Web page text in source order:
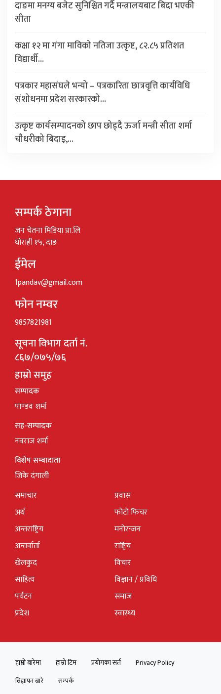
दाङमा मनग्य बजेट सुनिश्चित गर्दै मन्त्रालयबाट बिदा भएकी
सीता
कक्षा १२ मा गंगा माविको नतिजा उत्कृष्ट, ८२.८५ प्रतिशत
विद्यार्थी…
पत्रकार महासंघले भन्यो – पत्रकारिता छात्रवृत्ति कार्यविधि
संशोधनमा प्रदेश सरकारको…
उत्कृष्ट कार्यसम्पादनको छाप छोड्दै ऊर्जा मन्त्री सीता शर्मा
चौधरीको बिदाइ,…
सम्पर्क ठेगाना
जन चेतना मिडिया प्रा.लि
घोराही १५, दाङ
ईमेल
1pandav@gmail.com
फोन नम्वर
9857821981
सूचना विभाग दर्ता नं.
८६७/०७५/७६
हाम्रो समुह
सम्पादक
पाण्डव शर्मा
सह-सम्पादक
नवराज शर्मा
विशेष सम्बादाता
जिके दंगाली
समाचार
अर्थ
अन्तराष्ट्रिय
अन्तर्वार्ता
खेलकुद
साहित्य
पर्यटन
प्रदेश
प्रवास
फोटो फिचर
मनोरन्जन
राष्ट्रिय
विचार
विज्ञान / प्रविधि
समाज
स्वास्थ्य
हाम्रो बारेमा हाम्रो टिम प्रयोगका सर्त
Privacy Policy
बिज्ञापन बारे
सम्पर्क